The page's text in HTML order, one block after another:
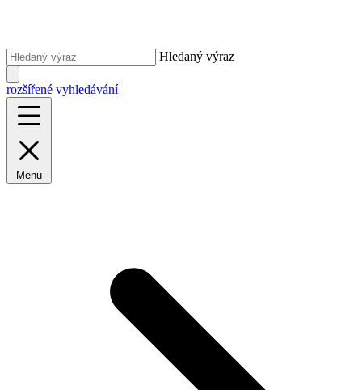
Hledaný výraz
rozšířené vyhledávání
Menu